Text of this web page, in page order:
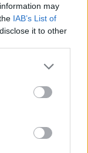
may
IAB’s List of
it to other
more Google
may click to
party tags to
below Google
a hőhullámok és
utat építeni?
projektről